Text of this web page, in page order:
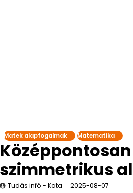
Matek alapfogalmak Matematika
Középpontosan
szimmetrikus
Tudás infó - Kata 2025-08-07